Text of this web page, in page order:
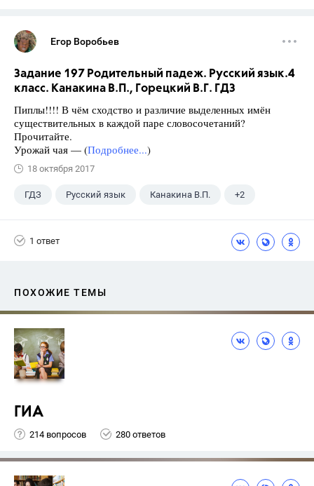
Егор Воробьев
Задание 197 Родительный падеж. Русский язык.4
класс. Канакина В.П., Горецкий В.Г. ГДЗ
Пиплы!!!! В чём сходство и различие выделенных имён
существительных в каждой паре словосочетаний?
Прочитайте.
Урожай чая — (Подробнее...)
18 октября 2017
ГДЗ Русский язык Канакина В.П. +2
1 ответ
ПОХОЖИЕ ТЕМЫ
ГИА
214 вопросов 280 ответов